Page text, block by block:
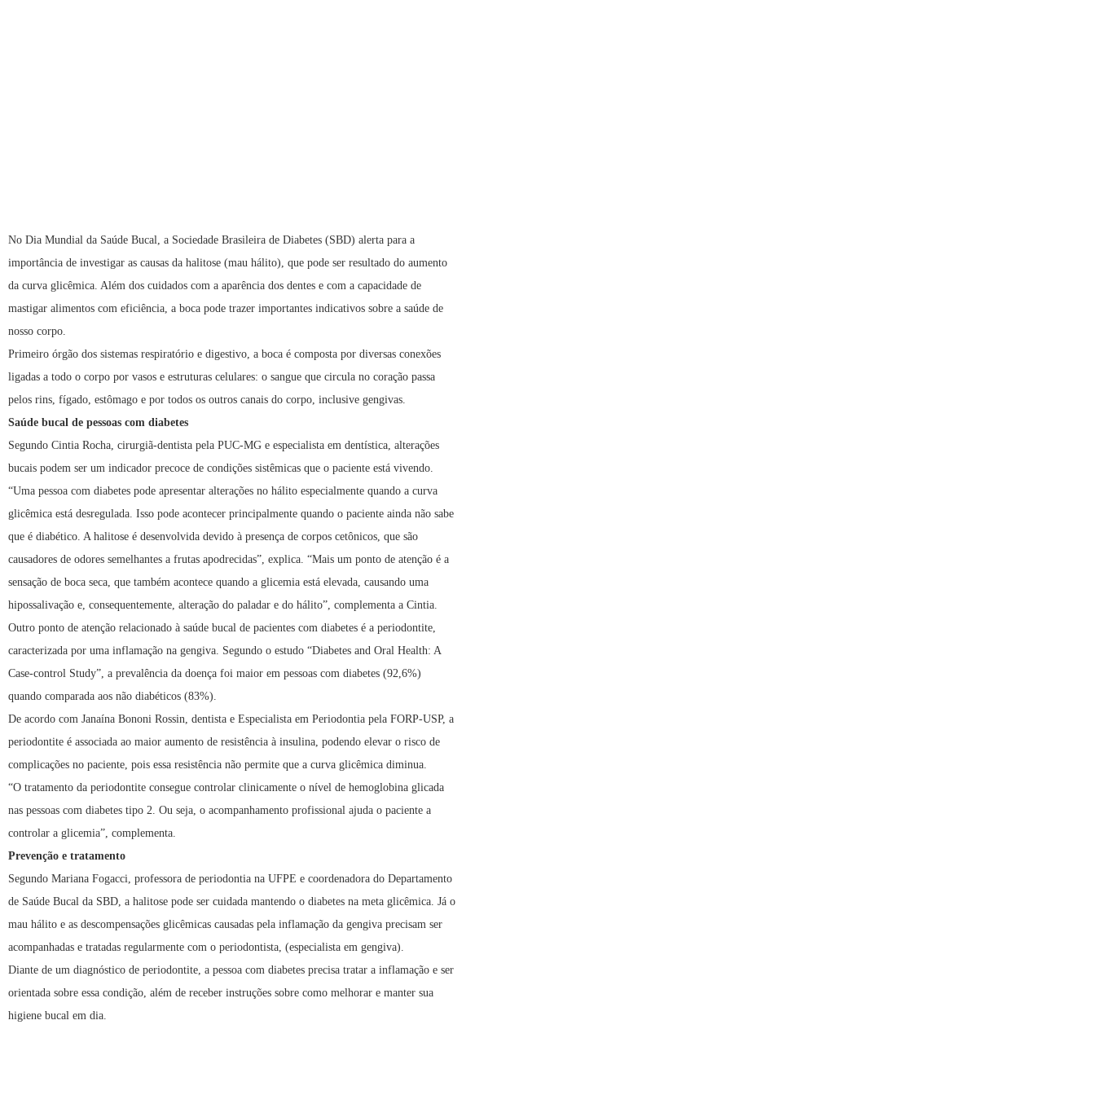
No Dia Mundial da Saúde Bucal, a Sociedade Brasileira de Diabetes (SBD) alerta para a
importância de investigar as causas da halitose (mau hálito), que pode ser resultado do aumento
da curva glicêmica. Além dos cuidados com a aparência dos dentes e com a capacidade de
mastigar alimentos com eficiência, a boca pode trazer importantes indicativos sobre a saúde de
nosso corpo.
Primeiro órgão dos sistemas respiratório e digestivo, a boca é composta por diversas conexões
ligadas a todo o corpo por vasos e estruturas celulares: o sangue que circula no coração passa
pelos rins, fígado, estômago e por todos os outros canais do corpo, inclusive gengivas.
Saúde bucal de pessoas com diabetes
Segundo Cintia Rocha, cirurgiã-dentista pela PUC-MG e especialista em dentística, alterações
bucais podem ser um indicador precoce de condições sistêmicas que o paciente está vivendo.
“Uma pessoa com diabetes pode apresentar alterações no hálito especialmente quando a curva
glicêmica está desregulada. Isso pode acontecer principalmente quando o paciente ainda não sabe
que é diabético. A halitose é desenvolvida devido à presença de corpos cetônicos, que são
causadores de odores semelhantes a frutas apodrecidas”, explica. “Mais um ponto de atenção é a
sensação de boca seca, que também acontece quando a glicemia está elevada, causando uma
hipossalivação e, consequentemente, alteração do paladar e do hálito”, complementa a Cintia.
Outro ponto de atenção relacionado à saúde bucal de pacientes com diabetes é a periodontite,
caracterizada por uma inflamação na gengiva. Segundo o estudo “Diabetes and Oral Health: A
Case-control Study”, a prevalência da doença foi maior em pessoas com diabetes (92,6%)
quando comparada aos não diabéticos (83%).
De acordo com Janaína Bononi Rossin, dentista e Especialista em Periodontia pela FORP-USP, a
periodontite é associada ao maior aumento de resistência à insulina, podendo elevar o risco de
complicações no paciente, pois essa resistência não permite que a curva glicêmica diminua.
“O tratamento da periodontite consegue controlar clinicamente o nível de hemoglobina glicada
nas pessoas com diabetes tipo 2. Ou seja, o acompanhamento profissional ajuda o paciente a
controlar a glicemia”, complementa.
Prevenção e tratamento
Segundo Mariana Fogacci, professora de periodontia na UFPE e coordenadora do Departamento
de Saúde Bucal da SBD, a halitose pode ser cuidada mantendo o diabetes na meta glicêmica. Já o
mau hálito e as descompensações glicêmicas causadas pela inflamação da gengiva precisam ser
acompanhadas e tratadas regularmente com o periodontista, (especialista em gengiva).
Diante de um diagnóstico de periodontite, a pessoa com diabetes precisa tratar a inflamação e ser
orientada sobre essa condição, além de receber instruções sobre como melhorar e manter sua
higiene bucal em dia.